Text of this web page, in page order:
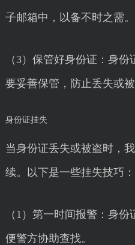
子邮箱中，以备不时之需。
（3）保管好身份证：身
要妥善保管，防止丢失或被
身份证挂失
当身份证丢失或被盗时，
续。以下是一些挂失技巧：
（1）第一时间报警：身
便警方协助查找。